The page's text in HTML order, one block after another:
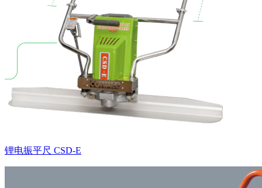
锂电振平尺 CSD-E